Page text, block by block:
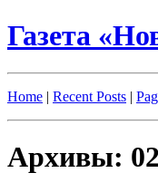
Газета
Home | Recent Posts |
Архивы: